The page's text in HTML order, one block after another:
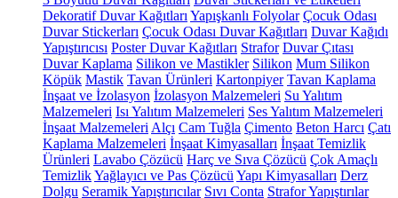
Dekoratif Duvar Kağıtları Yapışkanlı Folyolar Çocuk Odası
Duvar Stickerları Çocuk Odası Duvar Kağıtları Duvar Kağıdı
Yapıştırıcısı Poster Duvar Kağıtları Strafor Duvar Çıtası
Duvar Kaplama Silikon ve Mastikler Silikon Mum Silikon
Köpük Mastik Tavan Ürünleri Kartonpiyer Tavan Kaplama
İnşaat ve İzolasyon İzolasyon Malzemeleri Su Yalıtım
Malzemeleri Isı Yalıtım Malzemeleri Ses Yalıtım Malzemeleri
İnşaat Malzemeleri Alçı Cam Tuğla Çimento Beton Harcı Çatı
Kaplama Malzemeleri İnşaat Kimyasalları İnşaat Temizlik
Ürünleri Lavabo Çözücü Harç ve Sıva Çözücü Çok Amaçlı
TemizlikYağlayıcı ve Pas Çözücü Yapı Kimyasalları Derz
Dolgu Seramik Yapıştırıcılar Sıvı Conta Strafor Yapıştırılar